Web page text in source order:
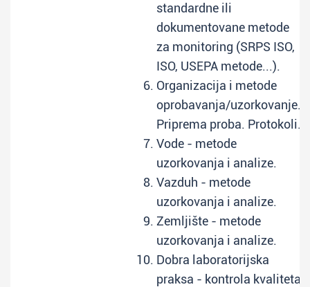
standardne ili
dokumentovane metode
za monitoring (SRPS ISO,
ISO, USEPA metode...).
Organizacija i metode
oprobavanja/uzorkovanje.
Priprema proba. Protokoli.
Vode - metode
uzorkovanja i analize.
Vazduh - metode
uzorkovanja i analize.
Zemljište - metode
uzorkovanja i analize.
Dobra laboratorijska
praksa - kontrola kvaliteta